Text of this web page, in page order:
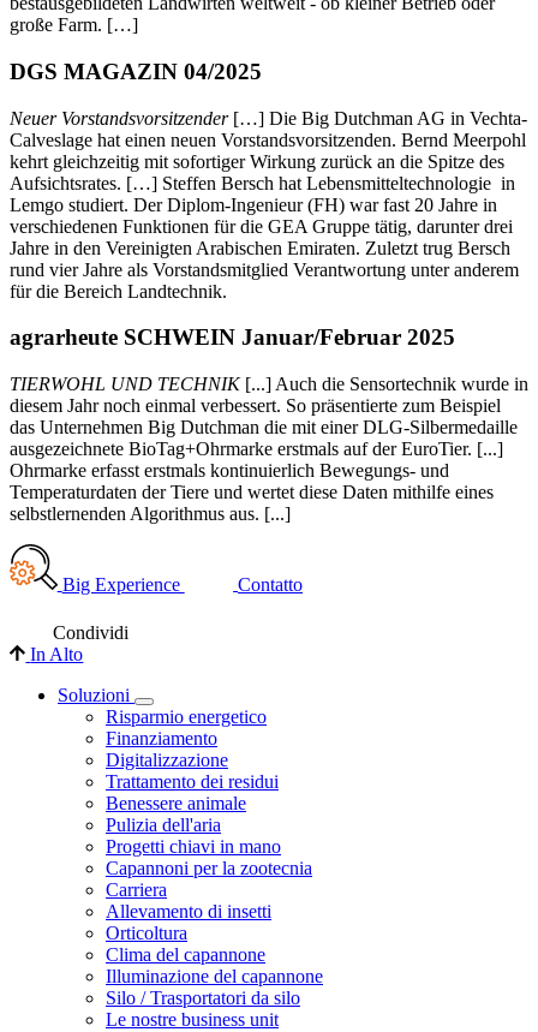
große Farm. […]
DGS MAGAZIN 04/2025
Neuer Vorstandsvorsitzender[…] Die Big Dutchman AG in Vechta-
Calveslage hat einen neuen Vorstandsvorsitzenden. Bernd Meerpohl
kehrt gleichzeitig mit sofortiger Wirkung zurück an die Spitze des
Aufsichtsrates. […] Steffen Bersch hat Lebensmitteltechnologie in
Lemgo studiert. Der Diplom-Ingenieur (FH) war fast 20 Jahre in
verschiedenen Funktionen für die GEA Gruppe tätig, darunter drei
Jahre in den Vereinigten Arabischen Emiraten. Zuletzt trug Bersch
rund vier Jahre als Vorstandsmitglied Verantwortung unter anderem
für die Bereich Landtechnik.
agrarheute SCHWEIN Januar/Februar 2025
TIERWOHL UND TECHNIK[...] Auch die Sensortechnik wurde in
diesem Jahr noch einmal verbessert. So präsentierte zum Beispiel
das Unternehmen Big Dutchman die mit einer DLG-Silbermedaille
ausgezeichnete BioTag+Ohrmarke erstmals auf der EuroTier. [...]
Ohrmarke erfasst erstmals kontinuierlich Bewegungs- und
Temperaturdaten der Tiere und wertet diese Daten mithilfe eines
selbstlernenden Algorithmus aus. [...]
Big Experience Contatto
Condividi
In Alto
Soluzioni
Risparmio energetico
Finanziamento
Digitalizzazione
Trattamento dei residui
Benessere animale
Pulizia dell'aria
Progetti chiavi in mano
Capannoni per la zootecnia
Carriera
Allevamento di insetti
Orticoltura
Clima del capannone
Illuminazione del capannone
Silo / Trasportatori da silo
Le nostre business unit